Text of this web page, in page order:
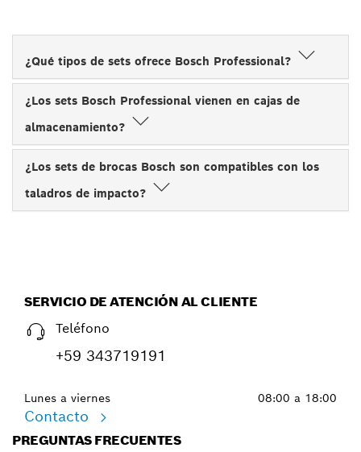
¿Qué tipos de sets ofrece Bosch Professional?
¿Los sets Bosch Professional vienen en cajas de
almacenamiento?
¿Los sets de brocas Bosch son compatibles con los
taladros de impacto?
SERVICIO DE ATENCIÓN AL CLIENTE
Teléfono
+59 343719191
Lunes a viernes 08:00 a 18:00
Contacto
PREGUNTAS FRECUENTES